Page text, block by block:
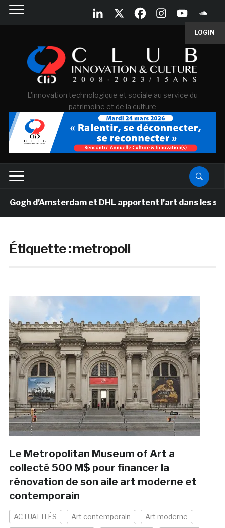
LOGIN
L'innovation technologique et sociale au service du
patrimoine et de la culture
d’Amsterdam et DHL apportent l’art dans les
Étiquette :metropoli
Le Metropolitan Museum of Art a
collecté 500 M$ pour financer la
rénovation de son aile art moderne et
contemporain
ACTUALITÉS Art contemporain Art moderne